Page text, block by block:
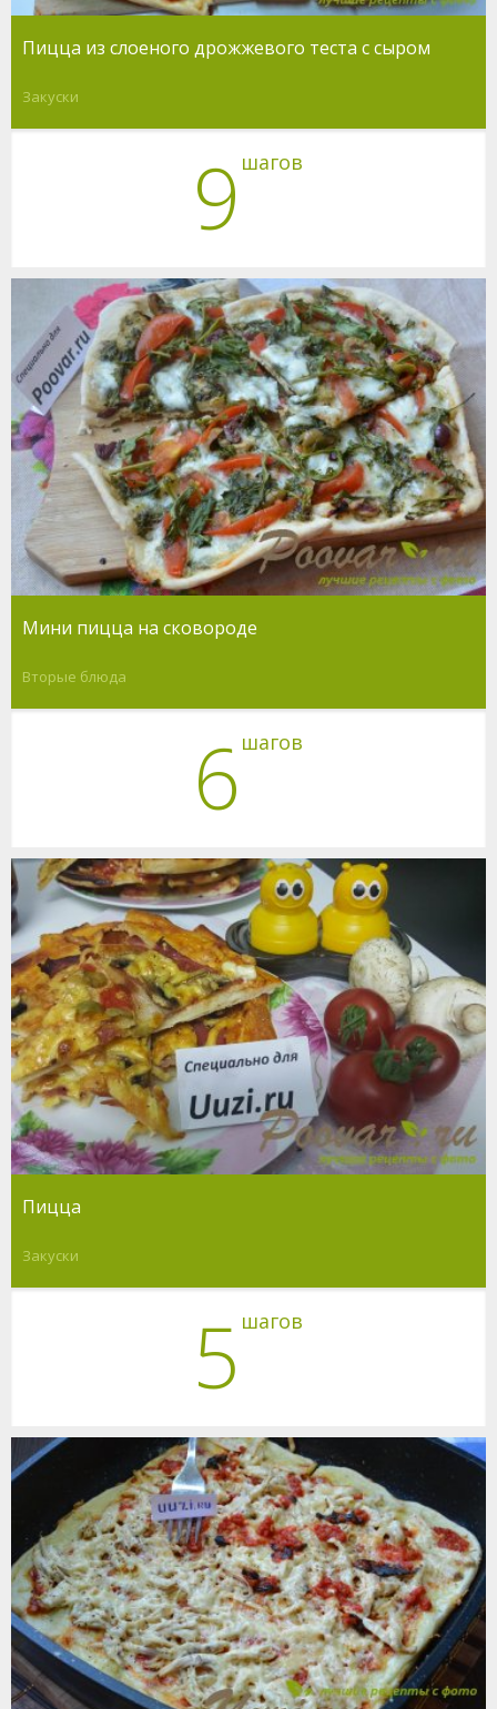
Пицца из слоеного дрожжевого теста с сыром
Закуски
9 шагов
Мини пицца на сковороде
Вторые блюда
6 шагов
Пицца
Закуски
5 шагов